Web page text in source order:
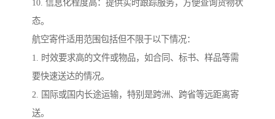
10. 信息化程度高：提供实时跟踪服务，方便查询货物状
态。
航空寄件适用范围包括但不限于以下情况：
1. 时效要求高的文件或物品，如合同、标书、样品等需
要快速送达的情况。
2. 国际或国内长途运输，特别是跨洲、跨省等远距离寄
送。